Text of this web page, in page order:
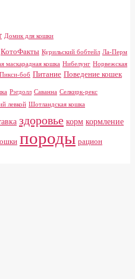
Домик для кошки
КотоФакты Курильский бобтейл Ла-Перм
маскарадная кошка Нибелунг Норвежская
Пикси-боб Питание Поведение кошек
Рэгдолл Саванна Селкирк-рекс
левкой Шотландская кошка
здоровье корм кормление
породы рацион